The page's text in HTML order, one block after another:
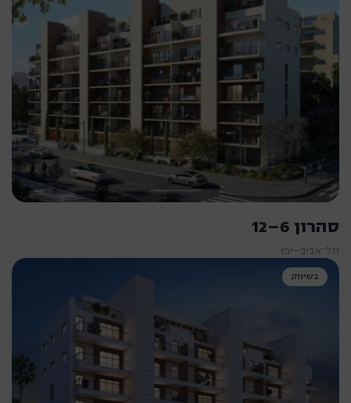
סהרון 6–12
תל־אביב–יפו
בשיווק